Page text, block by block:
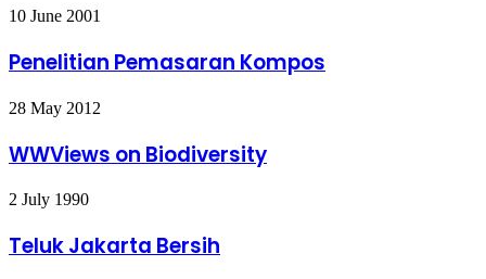
Penelitian
Kompos
10 June 2001
Penelitian Pemasaran Kompos
WWViews
Biodiversity
28 May 2012
WWViews on Biodiversity
Teluk
Bersih
2 July 1990
Teluk Jakarta Bersih